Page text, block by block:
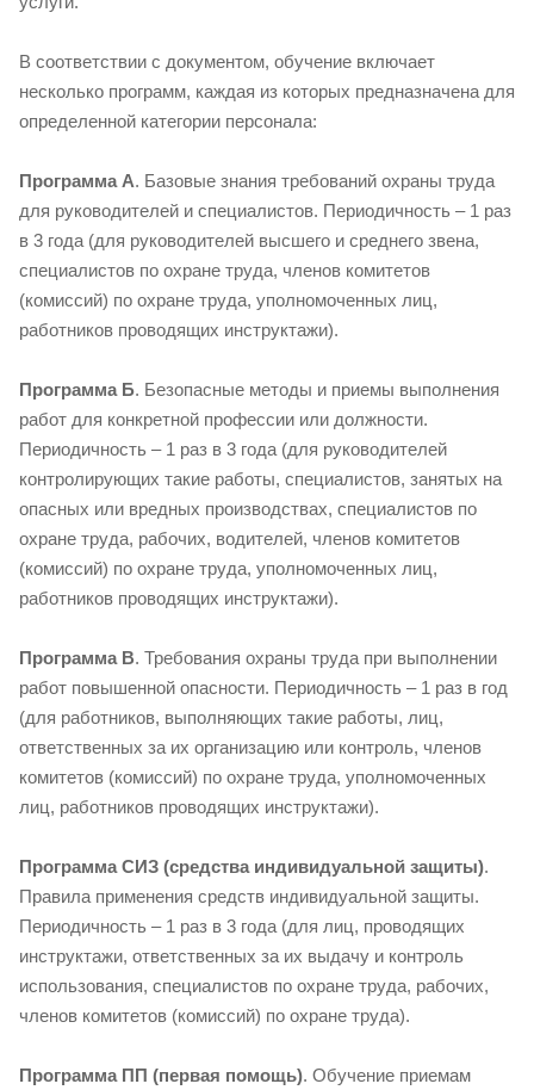
В соответствии с документом, обучение включает
несколько программ, каждая из которых предназначена для
определенной категории персонала:
Программа А. Базовые знания требований охраны труда
для руководителей и специалистов. Периодичность – 1 раз
в 3 года (для руководителей высшего и среднего звена,
специалистов по охране труда, членов комитетов
(комиссий) по охране труда, уполномоченных лиц,
работников проводящих инструктажи).
Программа Б. Безопасные методы и приемы выполнения
работ для конкретной профессии или должности.
Периодичность – 1 раз в 3 года (для руководителей
контролирующих такие работы, специалистов, занятых на
опасных или вредных производствах, специалистов по
охране труда, рабочих, водителей, членов комитетов
(комиссий) по охране труда, уполномоченных лиц,
работников проводящих инструктажи).
Программа В. Требования охраны труда при выполнении
работ повышенной опасности. Периодичность – 1 раз в год
(для работников, выполняющих такие работы, лиц,
ответственных за их организацию или контроль, членов
комитетов (комиссий) по охране труда, уполномоченных
лиц, работников проводящих инструктажи).
Программа СИЗ (средства индивидуальной защиты).
Правила применения средств индивидуальной защиты.
Периодичность – 1 раз в 3 года (для лиц, проводящих
инструктажи, ответственных за их выдачу и контроль
использования, специалистов по охране труда, рабочих,
членов комитетов (комиссий) по охране труда).
Программа ПП (первая помощь). Обучение приемам